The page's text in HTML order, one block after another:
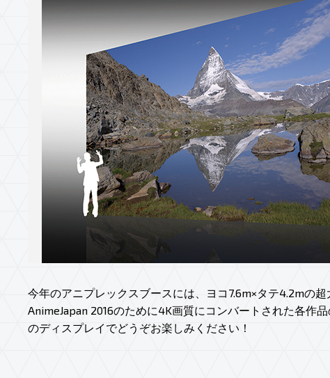
今年のアニプレックスブースには、ヨコ7.6m×タテ4.2mの超
AnimeJapan 2016のために4K画質にコンバートされた各作
のディスプレイでどうぞお楽しみください！